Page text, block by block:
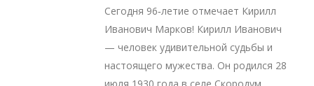
Сегодня 96‑летие отмечает Кирилл
Иванович Марков! Кирилл Иванович
— человек удивительной судьбы и
настоящего мужества. Он родился 28